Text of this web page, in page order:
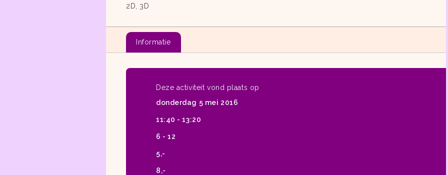
2D, 3D
Informatie
Deze activiteit vond plaats op
donderdag 5 mei 2016
11:40 - 13:20
6 - 12
5,-
8,-